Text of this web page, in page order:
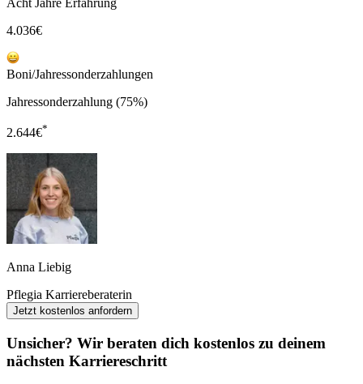
Acht Jahre Erfahrung
4.036€
Boni/Jahressonderzahlungen
Jahressonderzahlung (75%)
2.644€*
Anna Liebig
Pflegia Karriereberaterin
Jetzt kostenlos anfordern
Unsicher? Wir beraten dich kostenlos zu deinem
nächsten Karriereschritt